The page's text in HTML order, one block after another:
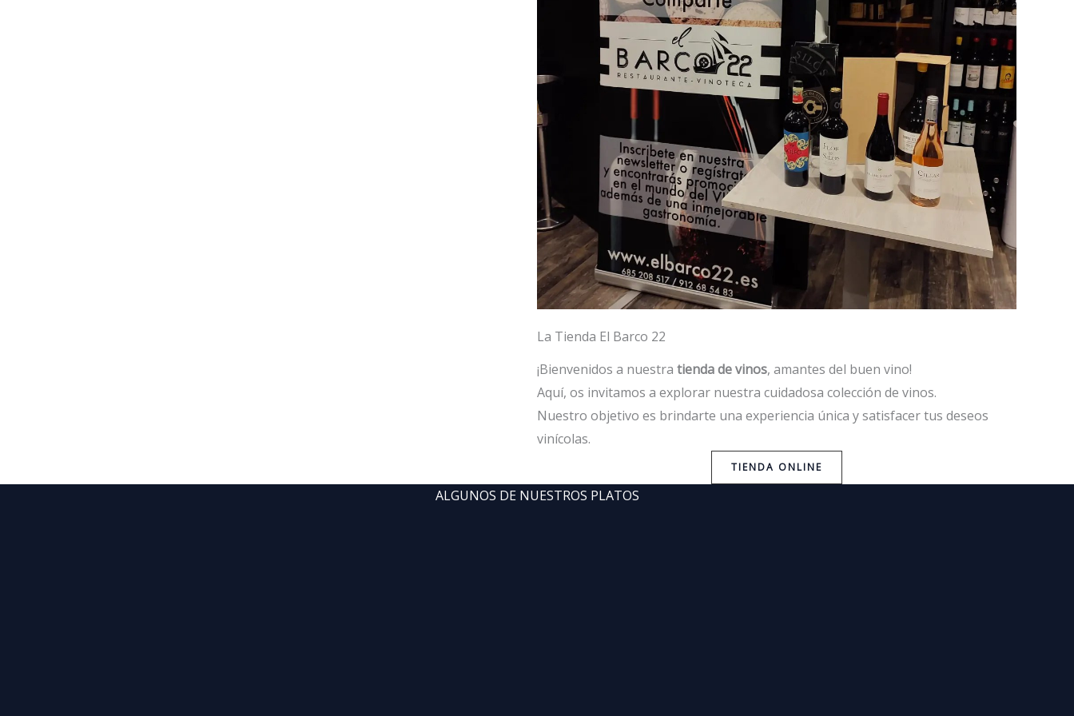
La Tienda El Barco 22
¡Bienvenidos a nuestra tienda de vinos, amantes del buen vino!
Aquí, os invitamos a explorar nuestra cuidadosa colección de vinos.
Nuestro objetivo es brindarte una experiencia única y satisfacer tus deseos
vinícolas.
TIENDA ONLINE
ALGUNOS DE NUESTROS PLATOS